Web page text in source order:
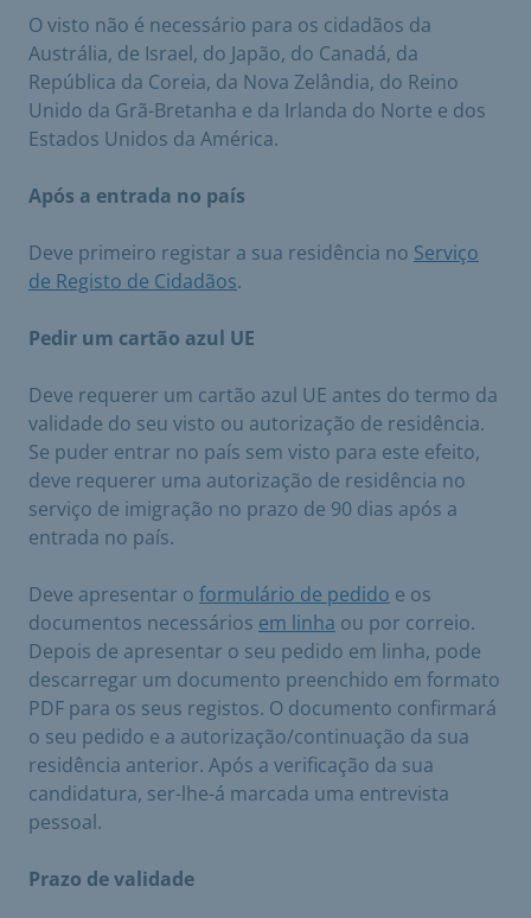
O visto não é necessário para os cidadãos da
Austrália, de Israel, do Japão, do Canadá, da
República da Coreia, da Nova Zelândia, do Reino
Unido da Grã-Bretanha e da Irlanda do Norte e dos
Estados Unidos da América.
Após a entrada no país
Deve primeiro registar a sua residência no Serviço
de Registo de Cidadãos.
Pedir um cartão azul UE
Deve requerer um cartão azul UE antes do termo da
validade do seu visto ou autorização de residência.
Se puder entrar no país sem visto para este efeito,
deve requerer uma autorização de residência no
serviço de imigração no prazo de 90 dias após a
entrada no país.
Deve apresentar o formulário de pedido e os
documentos necessários em linha ou por correio.
Depois de apresentar o seu pedido em linha, pode
descarregar um documento preenchido em formato
PDF para os seus registos. O documento confirmará
o seu pedido e a autorização/continuação da sua
residência anterior. Após a verificação da sua
candidatura, ser-lhe-á marcada uma entrevista
pessoal.
Prazo de validade